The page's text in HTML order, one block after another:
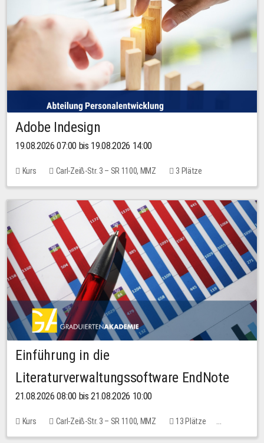
Adobe Indesign
19.08.2026 07:00 bis 19.08.2026 14:00
Kurs Carl-Zeiß-Str. 3 – SR 1100, MMZ 3 Plätze
Einführung in die
Literaturverwaltungssoftware EndNote
21.08.2026 08:00 bis 21.08.2026 10:00
Kurs Carl-Zeiß-Str. 3 – SR 1100, MMZ
13 Plätze
10,00 EUR